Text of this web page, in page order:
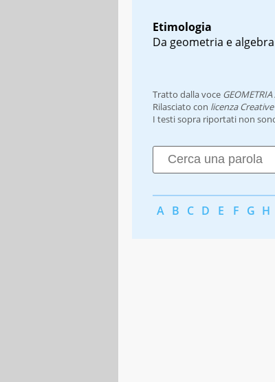
Etimologia
Da geometria e algebra
Tratto dalla voce GEOMETRIA
Rilasciato con licenza
I testi sopra riportati non
A B C D E F G H